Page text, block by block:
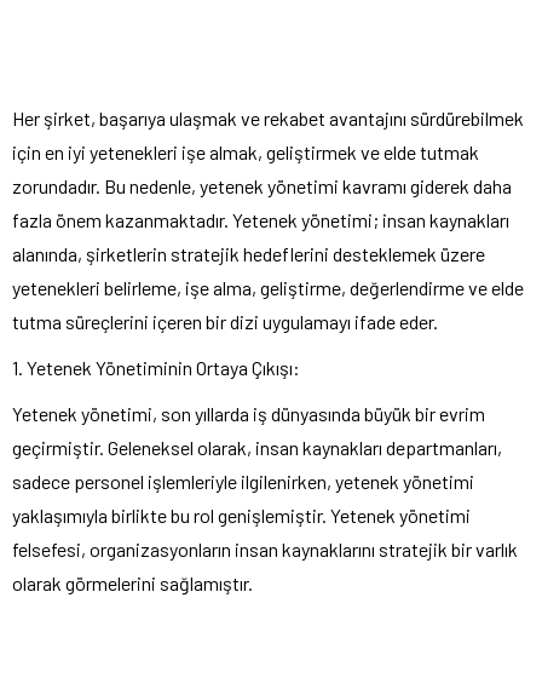
Her şirket, başarıya ulaşmak ve rekabet avantajını sürdürebilmek
için en iyi yetenekleri işe almak, geliştirmek ve elde tutmak
zorundadır. Bu nedenle, yetenek yönetimi kavramı giderek daha
fazla önem kazanmaktadır. Yetenek yönetimi; insan kaynakları
alanında, şirketlerin stratejik hedeflerini desteklemek üzere
yetenekleri belirleme, işe alma, geliştirme, değerlendirme ve elde
tutma süreçlerini içeren bir dizi uygulamayı ifade eder.
1. Yetenek Yönetiminin Ortaya Çıkışı:
Yetenek yönetimi, son yıllarda iş dünyasında büyük bir evrim
geçirmiştir. Geleneksel olarak, insan kaynakları departmanları,
sadece personel işlemleriyle ilgilenirken, yetenek yönetimi
yaklaşımıyla birlikte bu rol genişlemiştir. Yetenek yönetimi
felsefesi, organizasyonların insan kaynaklarını stratejik bir varlık
olarak görmelerini sağlamıştır.